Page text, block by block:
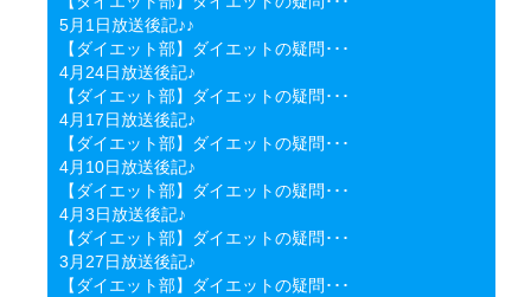
5月1日放送後記♪♪
【ダイエット部】ダイエットの疑問･･･
4月24日放送後記♪
【ダイエット部】ダイエットの疑問･･･
4月17日放送後記♪
【ダイエット部】ダイエットの疑問･･･
4月10日放送後記♪
【ダイエット部】ダイエットの疑問･･･
4月3日放送後記♪
【ダイエット部】ダイエットの疑問･･･
3月27日放送後記♪
【ダイエット部】ダイエットの疑問･･･